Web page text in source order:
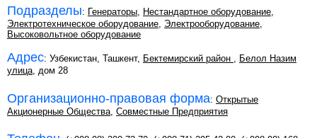
Подразделы: Генераторы, Нестандартное оборудование,
Электротехническое оборудование, Электрооборудование,
Высоковольтное оборудование
Адрес: Узбекистан, Ташкент, Бектемирский район , Белол Назим
улица, дом 28
Организационно-правовая форма: Открытые
Акционерные Общества Совместные Предприятия